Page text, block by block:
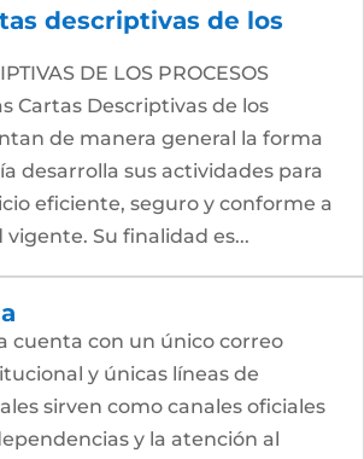
descriptivas de los
DE LOS PROCESOS
Cartas Descriptivas de los
de manera general la forma
desarrolla sus actividades para
eficiente, seguro y conforme a
Su finalidad es...
cuenta con un único correo
y únicas líneas de
sirven como canales oficiales
y la atención al